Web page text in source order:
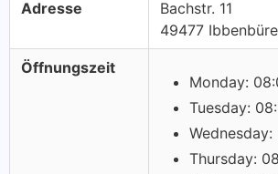
Adresse
Bachstr. 11
49477
Öffnungszeit
Monday:
Tuesday:
Thursday: